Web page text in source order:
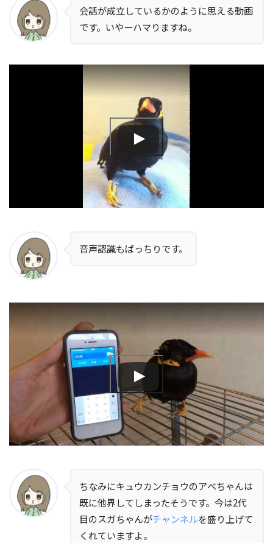
会話が成立しているかのように思える動画
です。いやーハマりますね。
音声認識もばっちりです。
ちなみにキュウカンチョウのアベちゃんは
既に他界してしまったそうです。今は2代
目のスガちゃんがチャンネルを盛り上げて
くれていますよ。